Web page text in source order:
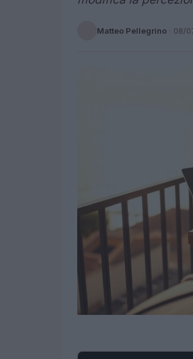
Matteo Pellegrino · 08/